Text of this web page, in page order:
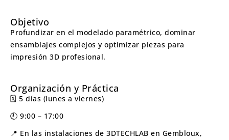
Objetivo
Profundizar en el modelado paramétrico, dominar
ensamblajes complejos y optimizar piezas para
impresión 3D profesional.
Organización y Práctica
🗓️ 5 días (lunes a viernes)
🕘 9:00 – 17:00
📍 En las instalaciones de 3DTECHLAB en Gembloux,